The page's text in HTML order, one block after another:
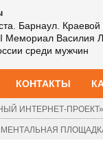
Барнаул.
Мемориал Василия
среди мужчин
КОНТАКТЫ
ИНТЕРНЕТ-ПРОЕКТ»